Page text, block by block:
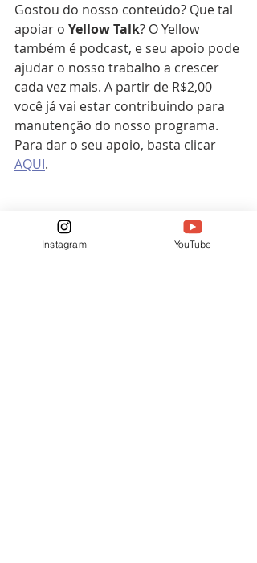
Gostou do nosso conteúdo? Que tal
apoiar o YellowTalk? O Yellow
também é podcast, e seu apoio pode
ajudar o nosso trabalho a crescer
cada vez mais. A partir de R$2,00
você já vai estar contribuindo para
manutenção do nosso programa.
Para dar o seu apoio, basta clicar
AQUI.
Instagram YouTube